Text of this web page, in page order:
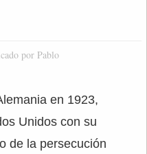
por Pablo
en 1923,
Unidos con su
de la persecución